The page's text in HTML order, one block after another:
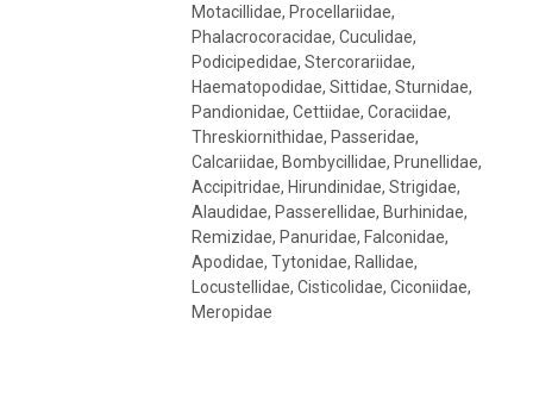
Motacillidae, Procellariidae,
Phalacrocoracidae, Cuculidae,
Podicipedidae, Stercorariidae,
Haematopodidae, Sittidae, Sturnidae,
Pandionidae, Cettiidae, Coraciidae,
Threskiornithidae, Passeridae,
Calcariidae, Bombycillidae, Prunellidae,
Accipitridae, Hirundinidae, Strigidae,
Alaudidae, Passerellidae, Burhinidae,
Remizidae, Panuridae, Falconidae,
Apodidae, Tytonidae, Rallidae,
Locustellidae, Cisticolidae, Ciconiidae,
Meropidae